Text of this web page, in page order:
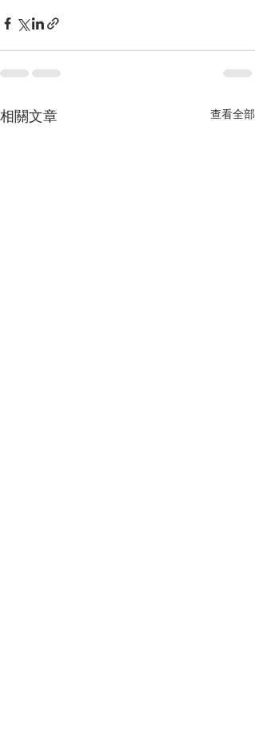
相關文章 查看全部